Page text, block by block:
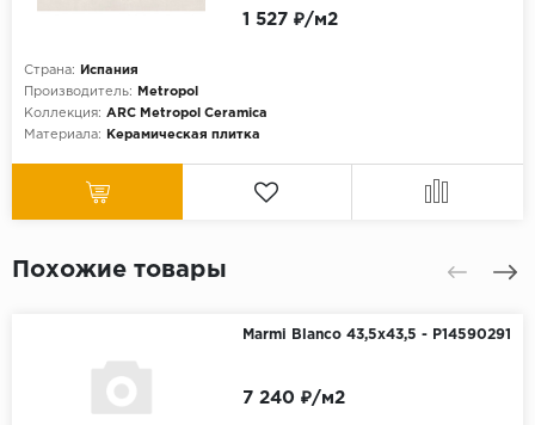
Страна:
Испания
Производитель:
Metropol
Коллекция: ARC Metropol Ceramica
Материала:
Керамическая плитка
1 527 ₽/м2
Похожие товары
Marmi Blanco 43,5x43,5 - P14590291
7 240 ₽/м2